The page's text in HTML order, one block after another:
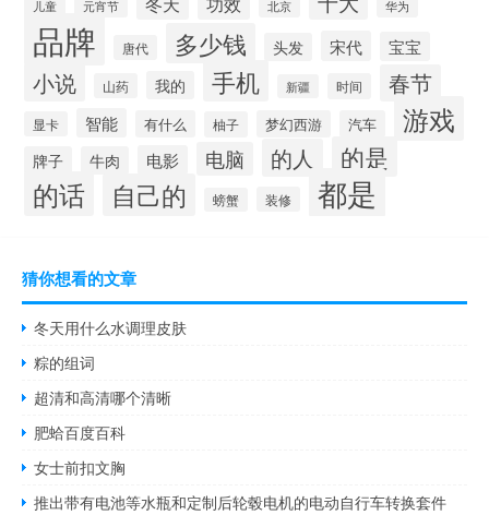
儿童 元宵节 北京 华为
品牌 唐代 多少钱 头发 宋代 宝宝
小说 山药 我的 手机 新疆 时间 春节
显卡 智能 有什么 柚子 梦幻西游 汽车 游戏
牌子 牛肉 电影 电脑 的人 的是
的话 自己的 螃蟹 装修 都是
猜你想看的文章
冬天用什么水调理皮肤
粽的组词
超清和高清哪个清晰
肥蛤百度百科
女士前扣文胸
推出带有电池等水瓶和定制后轮毂电机的电动自行车转换套件